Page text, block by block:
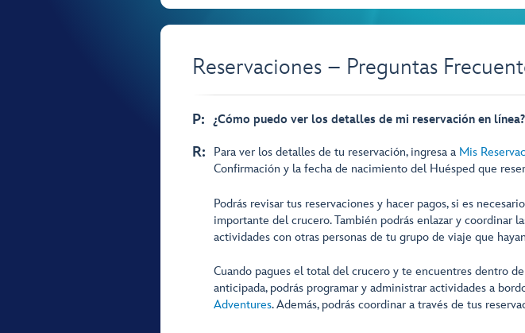
Reservaciones – Preguntas
P: ¿Cómo puedo ver los detalles de mi reservación en línea?
R: Para ver los detalles de tu reservación, ingresa a Mis
Confirmación y la fecha de nacimiento del Huésped que
Podrás revisar tus reservaciones y hacer pagos, si es
importante del crucero. También podrás enlazar y coordinar
actividades con otras personas de tu grupo de viaje que
Cuando pagues el total del crucero y te encuentres dentro
anticipada, podrás programar y administrar actividades a
Adventures. Además, podrás coordinar a través de tus